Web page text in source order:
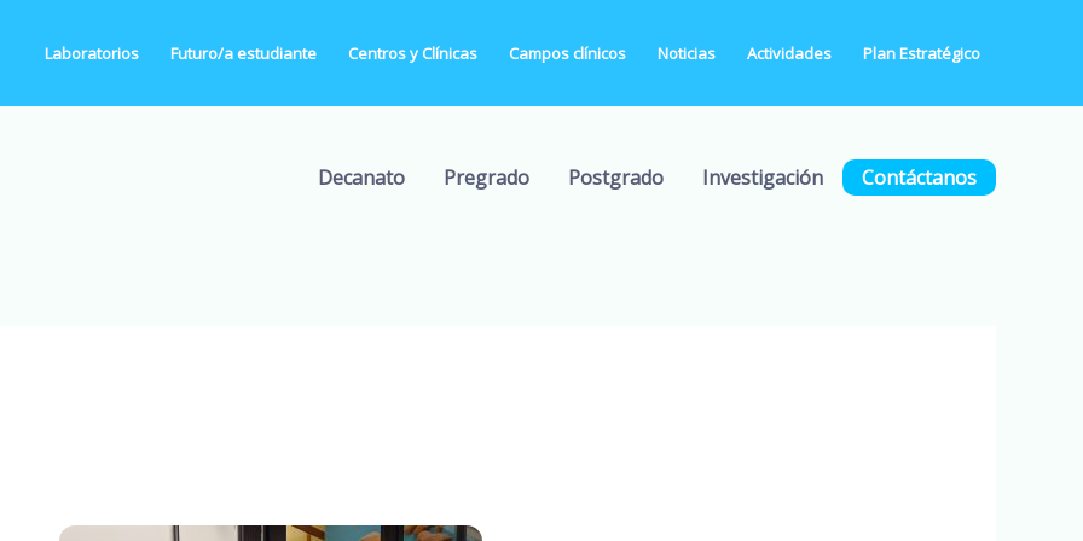
Laboratorios Futuro/a estudiante Centros y Clínicas Campos clínicos Noticias Actividades Plan Estratégico
Decanato Pregrado Postgrado Investigación Contáctanos